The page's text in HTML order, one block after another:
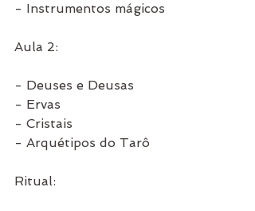
- Instrumentos mágicos
Aula 2:
- Deuses e Deusas
- Ervas
- Cristais
- Arquétipos do Tarô
Ritual: